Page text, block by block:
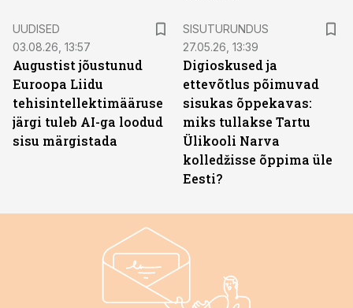
UUDISED
03.08.26, 13:57
Augustist jõustunud
Euroopa Liidu
tehisintellektimääruse
järgi tuleb AI-ga loodud
sisu märgistada
SISUTURUNDUS
27.05.26, 13:39
Digioskused ja
ettevõtlus põimuvad
sisukas õppekavas:
miks tullakse Tartu
Ülikooli Narva
kolledžisse õppima üle
Eesti?